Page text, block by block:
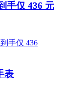
手仅 436 元
表